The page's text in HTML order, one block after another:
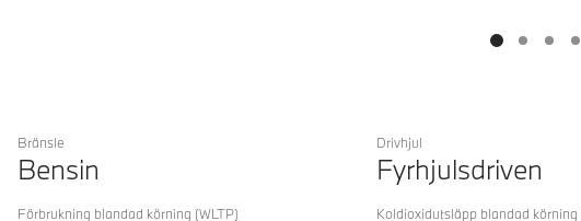
Bränsle
Bensin
Drivhjul
Fyrhjulsdriven
Förbrukning blandad körning (WLTP) Koldioxidutsläpp blandad körning